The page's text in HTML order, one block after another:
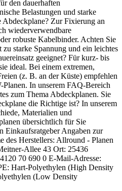
den dauerhaften
Belastungen und starke
Zur Fixierung an
wiederverwendbare
robuste Kabelbinder. Achten Sie
zu starke Spannung und ein leichtes
geeignet? Für kurz- bis
ideal. Bei einem extremen,
(z. B. an der Küste) empfehlen
In unserem FAQ-Bereich
zum Thema Abdeckplanen. Sie
die Richtige ist? In unserem
Materialien und
übersichtlich für Sie
Einkaufsratgeber Angaben zur
des Herstellers: Allround - Planen
Allee 43 Ort: 25436
70 690 0 E-Mail-Adresse:
Hart-Polyethylen (High Density
(Low Density